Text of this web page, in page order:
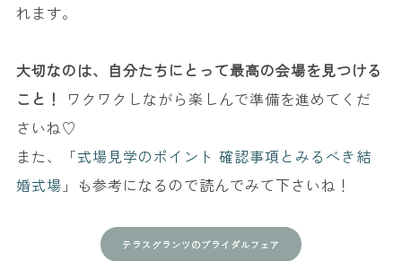
れます。
大切なのは、自分たちにとって最高の会場を見つける
こと！
ワクワクしながら楽しんで準備を進めてくだ
さいね♡
また、「式場見学のポイント 確認事項とみるべき結
婚式場 」も参考になるので読んでみて下さいね！
テラスグランツのブライダルフェア